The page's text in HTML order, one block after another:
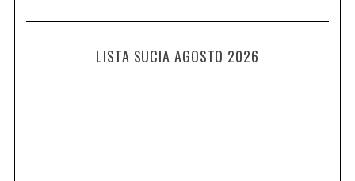
LISTA SUCIA AGOSTO 2026